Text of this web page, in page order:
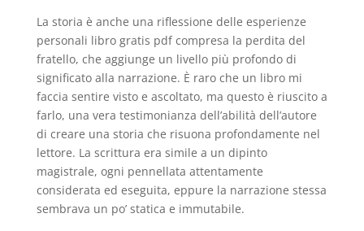
La storia è anche una riflessione delle esperienze
personali libro gratis pdf compresa la perdita del
fratello, che aggiunge un livello più profondo di
significato alla narrazione. È raro che un libro mi
faccia sentire visto e ascoltato, ma questo è riuscito a
farlo, una vera testimonianza dell’abilità dell’autore
di creare una storia che risuona profondamente nel
lettore. La scrittura era simile a un dipinto
magistrale, ogni pennellata attentamente
considerata ed eseguita, eppure la narrazione stessa
sembrava un po’ statica e immutabile.